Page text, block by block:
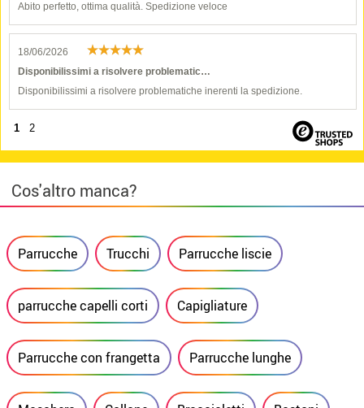
Abito perfetto, ottima qualità. Spedizione veloce
18/06/2026
Disponibilissimi a risolvere problematic…
Disponibilissimi a risolvere problematiche inerenti la spedizione.
1 2
Cos'altro manca?
Parrucche Trucchi Parrucche liscie
parrucche capelli corti Capigliature
Parrucche con frangetta Parrucche lunghe